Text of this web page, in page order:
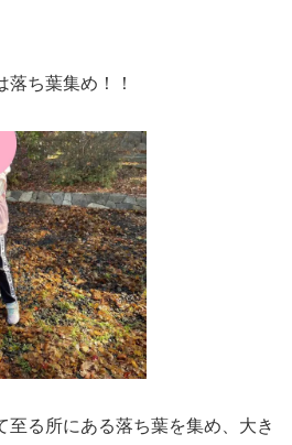
ち葉集め！！
至る所にある落ち葉を集め、大き